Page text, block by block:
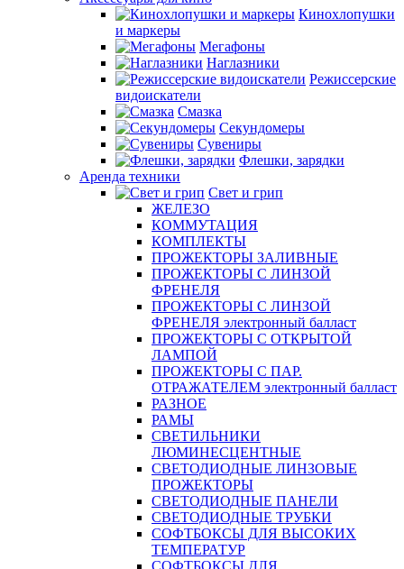
Кинохлопушки
и маркеры
Мегафоны
Наглазники
Режиссерские
видоискатели
Смазка
Секундомеры
Сувениры
Флешки, зарядки
Аренда техники
Свет и грип
ЖЕЛЕЗО
КОММУТАЦИЯ
КОМПЛЕКТЫ
ПРОЖЕКТОРЫ ЗАЛИВНЫЕ
ПРОЖЕКТОРЫ С ЛИНЗОЙ
ФРЕНЕЛЯ
ПРОЖЕКТОРЫ С ЛИНЗОЙ
ФРЕНЕЛЯ электронный балласт
ПРОЖЕКТОРЫ С ОТКРЫТОЙ
ЛАМПОЙ
ПРОЖЕКТОРЫ С ПАР.
ОТРАЖАТЕЛЕМ электронный балласт
РАЗНОЕ
РАМЫ
СВЕТИЛЬНИКИ
ЛЮМИНЕСЦЕНТНЫЕ
СВЕТОДИОДНЫЕ ЛИНЗОВЫЕ
ПРОЖЕКТОРЫ
СВЕТОДИОДНЫЕ ПАНЕЛИ
СВЕТОДИОДНЫЕ ТРУБКИ
СОФТБОКСЫ ДЛЯ ВЫСОКИХ
ТЕМПЕРАТУР
СОФТБОКСЫ ДЛЯ